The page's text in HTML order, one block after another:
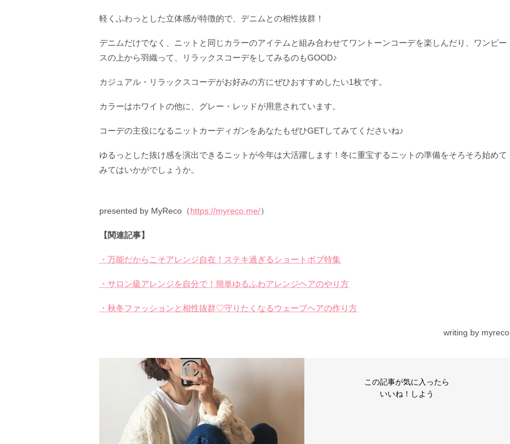
軽くふわっとした立体感が特徴的で、デニムとの相性抜群！
デニムだけでなく、ニットと同じカラーのアイテムと組み合わせてワントーンコーデを楽しんだり、ワンピー
スの上から羽織って、リラックスコーデをしてみるのもGOOD♪
カジュアル・リラックスコーデがお好みの方にぜひおすすめしたい1枚です。
カラーはホワイトの他に、グレー・レッドが用意されています。
コーデの主役になるニットカーディガンをあなたもぜひGETしてみてくださいね♪
ゆるっとした抜け感を演出できるニットが今年は大活躍します！冬に重宝するニットの準備をそろそろ始めて
みてはいかがでしょうか。
presented by MyReco（https://myreco.me/）
【関連記事】
・万能だからこそアレンジ自在！ステキ過ぎるショートボブ特集
・サロン級アレンジを自分で！簡単ゆるふわアレンジヘアのやり方
・秋冬ファッションと相性抜群♡守りたくなるウェーブヘアの作り方
writing by myreco
この記事が気に入ったら
いいね！しよう